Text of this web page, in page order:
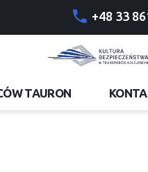
+48 33
TAURON